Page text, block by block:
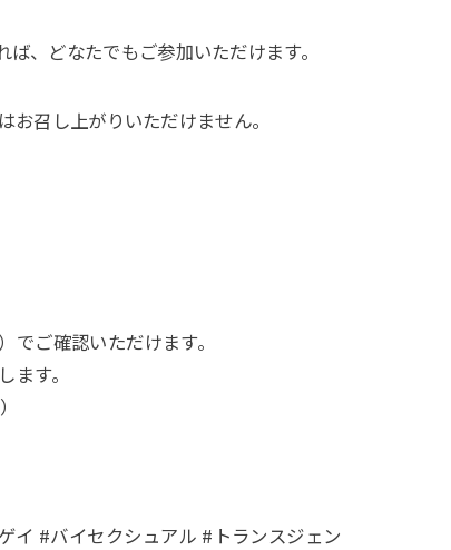
、どなたでもご参加いただけます。
召し上がりいただけません。
ご確認いただけます。
す。
）
イ #バイセクシュアル #トランスジェン